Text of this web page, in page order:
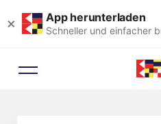
× App herunterladen
Schneller und einfacher